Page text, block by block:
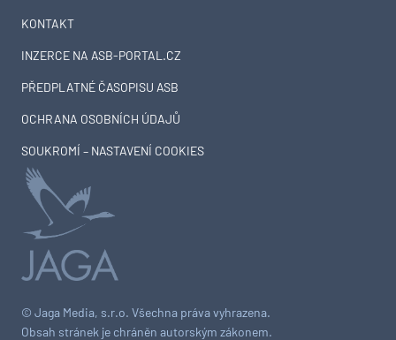
© Jaga Media, s.r.o. Všechna práva vyhrazena.
Obsah stránek je chráněn autorským zákonem.
KONTAKT
INZERCE NA ASB-PORTAL.CZ
PŘEDPLATNÉ ČASOPISU ASB
OCHRANA OSOBNÍCH ÚDAJŮ
SOUKROMÍ – NASTAVENÍ COOKIES